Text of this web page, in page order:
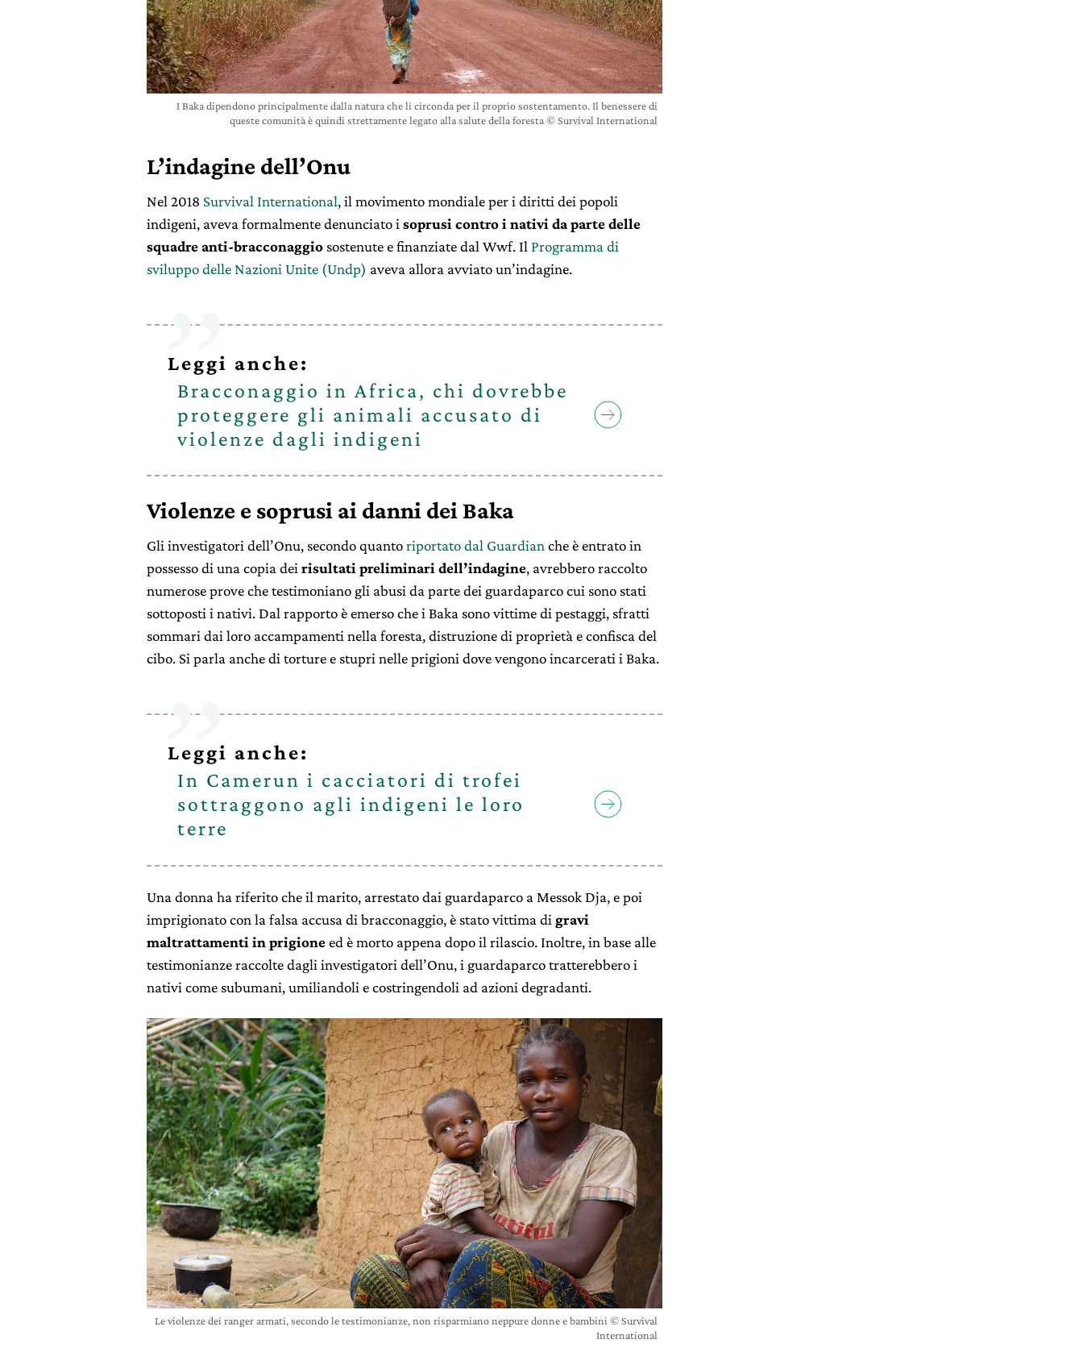
I Baka dipendono principalmente dalla natura che li circonda per il proprio sostentamento. Il benessere di
queste comunità è quindi strettamente legato alla salute della foresta © Survival International
L’indagine dell’Onu
Nel 2018 Survival International, il movimento mondiale per i diritti dei popoli
indigeni, aveva formalmente denunciato i soprusi contro i nativi da parte delle
squadre anti-bracconaggio sostenute e finanziate dal Wwf. Il Programma di
sviluppo delle Nazioni Unite (Undp) aveva allora avviato un’indagine.
Leggi anche:
Bracconaggio in Africa, chi dovrebbe
proteggere gli animali accusato di
violenze dagli indigeni
Violenze e soprusi ai danni dei Baka
Gli investigatori dell’Onu, secondo quantoriportato dal Guardianche è entrato in
possesso di una copia deirisultati preliminari dell’indagine, avrebbero raccolto
numerose prove che testimoniano gli abusi da parte dei guardaparco cui sono stati
sottoposti i nativi. Dal rapporto è emerso che i Baka sono vittime di pestaggi, sfratti
sommari dai loro accampamenti nella foresta, distruzione di proprietà e confisca del
cibo. Si parla anche di torture e stupri nelle prigioni dove vengono incarcerati i Baka.
Leggi anche:
In Camerun i cacciatori di trofei
sottraggono agli indigeni le loro
terre
Una donna ha riferito che il marito, arrestato dai guardaparco a Messok Dja, e poi
imprigionato con la falsa accusa di bracconaggio, è stato vittima di gravi
maltrattamenti in prigioneed è morto appena dopo il rilascio. Inoltre, in base alle
testimonianze raccolte dagli investigatori dell’Onu, i guardaparco tratterebbero i
nativi come subumani, umiliandoli e costringendoli ad azioni degradanti.
Le violenze dei ranger armati, secondo le testimonianze, non risparmiano neppure donne e bambini © Survival
International